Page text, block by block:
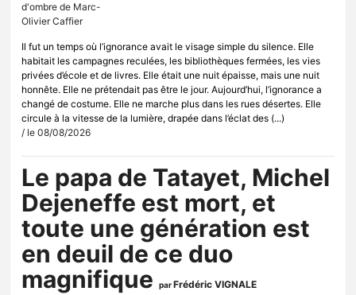
Il fut un temps où l’ignorance avait le visage simple du silence. Elle
habitait les campagnes reculées, les bibliothèques fermées, les vies
privées d’école et de livres. Elle était une nuit épaisse, mais une nuit
honnête. Elle ne prétendait pas être le jour. Aujourd’hui, l’ignorance a
changé de costume. Elle ne marche plus dans les rues désertes. Elle
circule à la vitesse de la lumière, drapée dans l’éclat des (...)
/ le 08/08/2026
Le papa de Tatayet, Michel
Dejeneffe est mort, et
toute une génération est
en deuil de ce duo
magnifique
parFrédéric VIGNALE